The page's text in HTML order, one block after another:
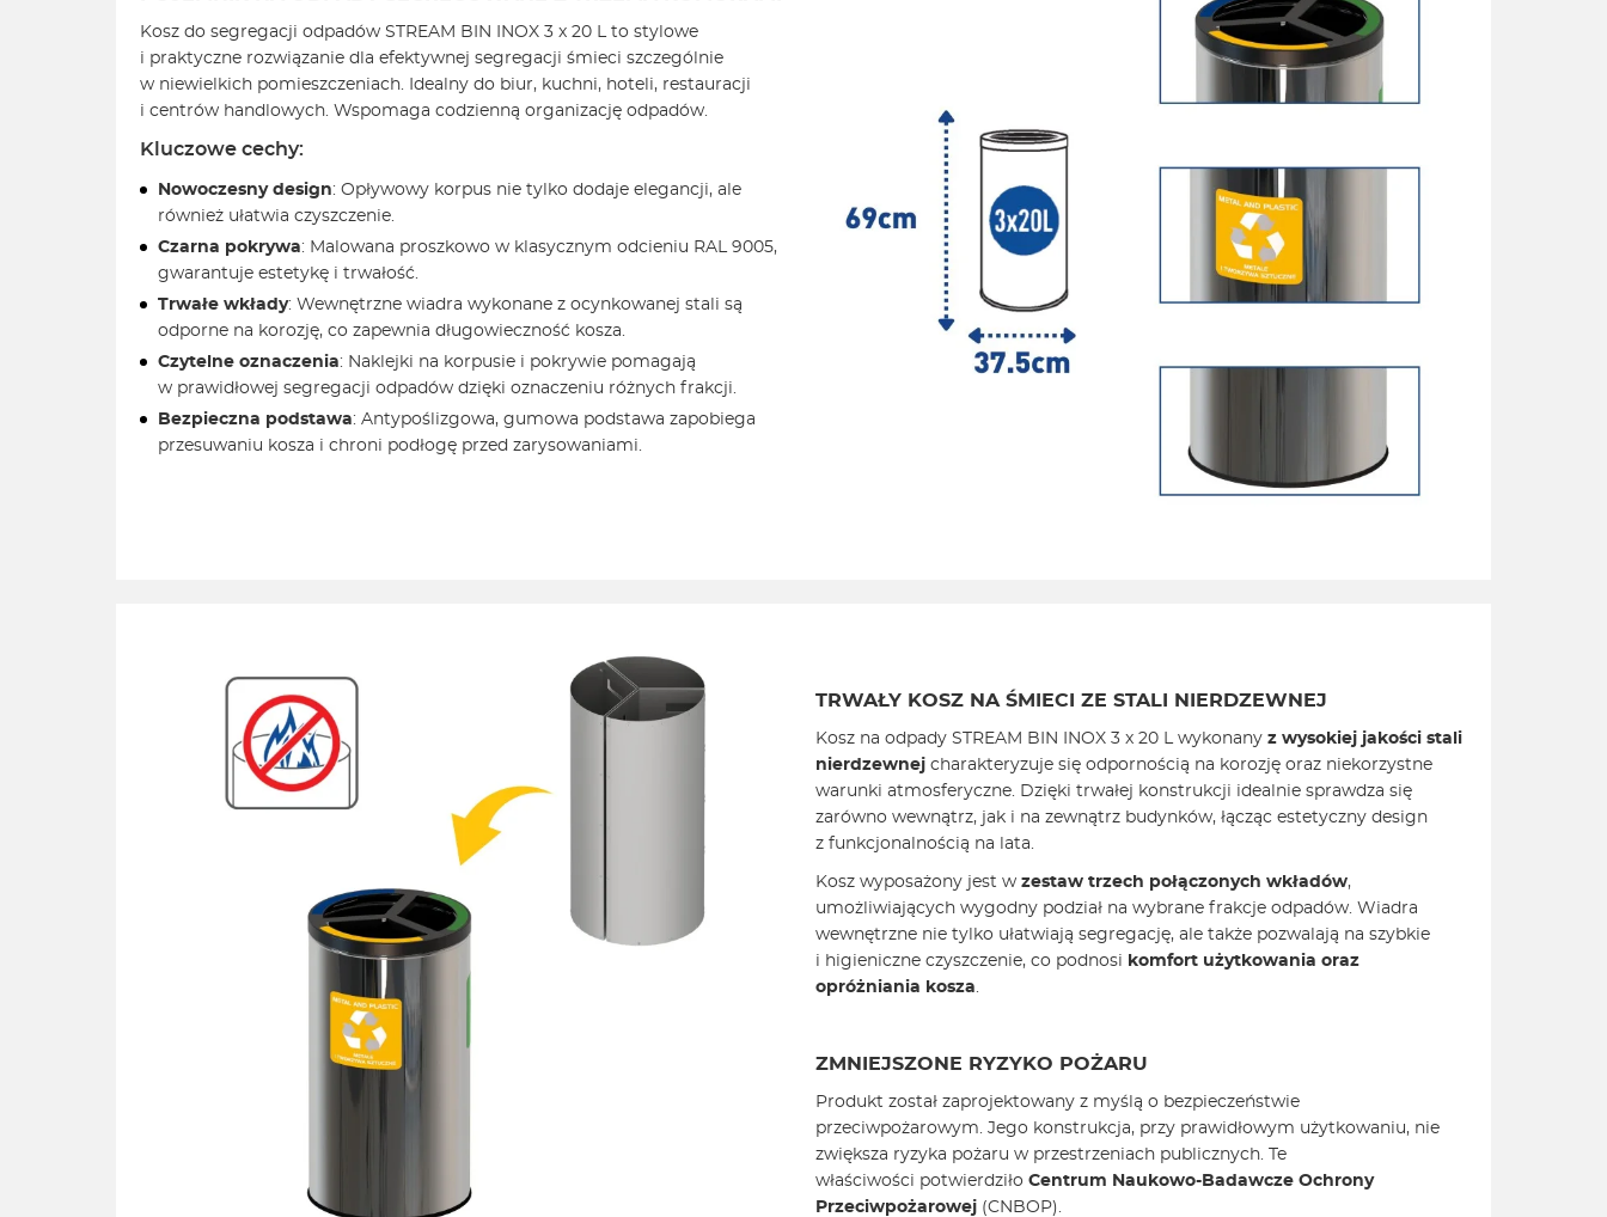
Kosz do segregacji odpadów STREAM BIN INOX 3 x 20 L to stylowe
i praktyczne rozwiązanie dla efektywnej segregacji śmieci szczególnie
w niewielkich pomieszczeniach. Idealny do biur, kuchni, hoteli, restauracji
i centrów handlowych. Wspomaga codzienną organizację odpadów.
Kluczowe cechy:
Nowoczesny design: Opływowy korpus nie tylko dodaje elegancji, ale
również ułatwia czyszczenie.
Czarna pokrywa: Malowana proszkowo w klasycznym odcieniu RAL 9005,
gwarantuje estetykę i trwałość.
Trwałe wkłady: Wewnętrzne wiadra wykonane z ocynkowanej stali są
odporne na korozję, co zapewnia długowieczność kosza.
Czytelne oznaczenia: Naklejki na korpusie i pokrywie pomagają
w prawidłowej segregacji odpadów dzięki oznaczeniu różnych frakcji.
Bezpieczna podstawa: Antypoślizgowa, gumowa podstawa zapobiega
przesuwaniu kosza i chroni podłogę przed zarysowaniami.
TRWAŁY KOSZ NA ŚMIECI ZE STALI NIERDZEWNEJ
Kosz na odpady STREAM BIN INOX 3 x 20 L wykonany z wysokiej jakości stali
nierdzewnej charakteryzuje się odpornością na korozję oraz niekorzystne
warunki atmosferyczne. Dzięki trwałej konstrukcji idealnie sprawdza się
zarówno wewnątrz, jak i na zewnątrz budynków, łącząc estetyczny design
z funkcjonalnością na lata.
Kosz wyposażony jest w zestaw trzech połączonych wkładów,
umożliwiających wygodny podział na wybrane frakcje odpadów. Wiadra
wewnętrzne nie tylko ułatwiają segregację, ale także pozwalają na szybkie
i higieniczne czyszczenie, co podnosi komfort użytkowania oraz
opróżniania kosza.
ZMNIEJSZONE RYZYKO POŻARU
Produkt został zaprojektowany z myślą o bezpieczeństwie
przeciwpożarowym. Jego konstrukcja, przy prawidłowym użytkowaniu, nie
zwiększa ryzyka pożaru w przestrzeniach publicznych. Te
właściwości potwierdziło Centrum Naukowo-Badawcze Ochrony
Przeciwpożarowej (CNBOP).